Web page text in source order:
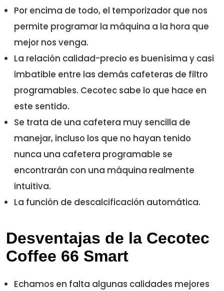
Por encima de todo, el temporizador que nos
permite programar la máquina a la hora que
mejor nos venga.
La relación calidad-precio es buenísima y casi
imbatible entre las demás cafeteras de filtro
programables. Cecotec sabe lo que hace en
este sentido.
Se trata de una cafetera muy sencilla de
manejar, incluso los que no hayan tenido
nunca una cafetera programable se
encontrarán con una máquina realmente
intuitiva.
La función de descalcificación automática.
Desventajas de la Cecotec
Coffee 66 Smart
Echamos en falta algunas calidades mejores